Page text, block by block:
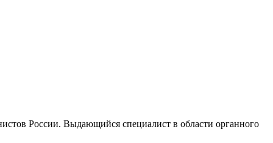
России. Выдающийся специалист в области органного